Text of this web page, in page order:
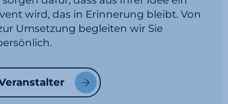
wird, das in Erinnerung bleibt. Von
Umsetzung begleiten wir Sie